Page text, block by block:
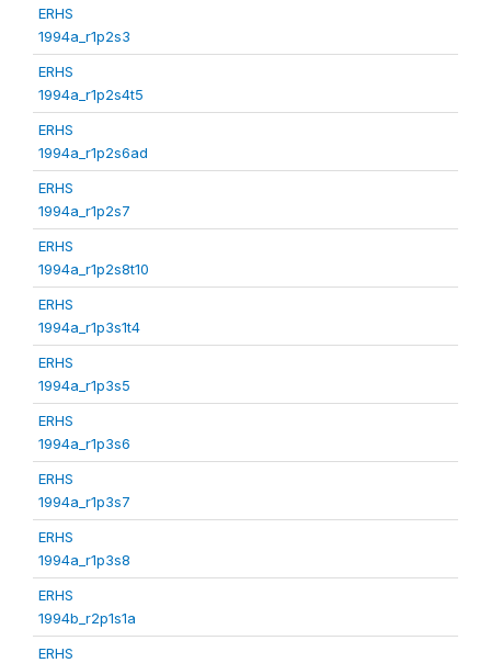
ERHS
1994a_r1p2s3
ERHS
1994a_r1p2s4t5
ERHS
1994a_r1p2s6ad
ERHS
1994a_r1p2s7
ERHS
1994a_r1p2s8t10
ERHS
1994a_r1p3s1t4
ERHS
1994a_r1p3s5
ERHS
1994a_r1p3s6
ERHS
1994a_r1p3s7
ERHS
1994a_r1p3s8
ERHS
1994b_r2p1s1a
ERHS